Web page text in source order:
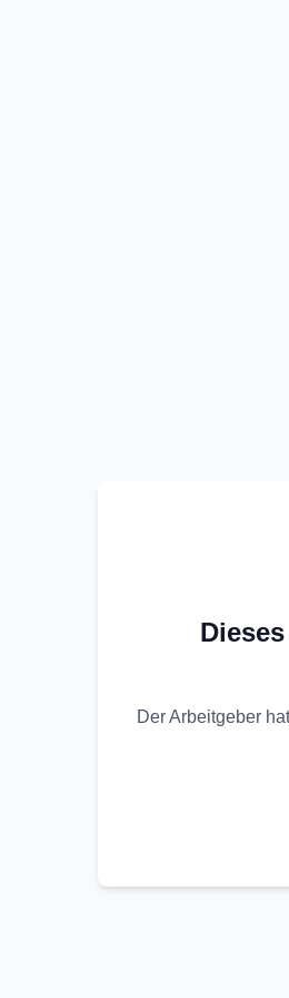
Der Arbeitgeber